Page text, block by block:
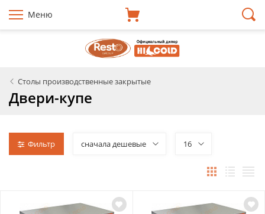
Меню
Столы производственные закрытые
Двери-купе
Фильтр сначала дешевые 16